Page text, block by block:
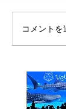
【年末
コメントを